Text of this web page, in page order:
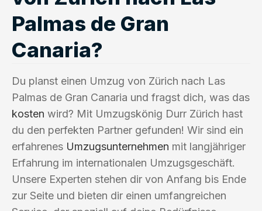
Palmas de Gran
Canaria?
Du planst einen Umzug von Zürich nach Las
Palmas de Gran Canaria und fragst dich, was das
kosten wird? Mit Umzugskönig Durr Zürich hast
du den perfekten Partner gefunden! Wir sind ein
erfahrenes Umzugsunternehmen mit langjähriger
Erfahrung im internationalen Umzugsgeschäft.
Unsere Experten stehen dir von Anfang bis Ende
zur Seite und bieten dir einen umfangreichen